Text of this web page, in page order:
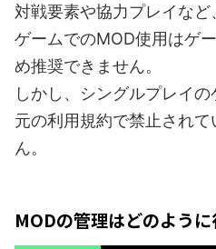
対戦要素や協力プレイな
ゲームでのMOD使用はゲ
め推奨できません。
しかし、シングルプレイ
元の利用規約で禁止され
ん。
MODの管理はどのように